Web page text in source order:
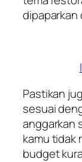
dipaparkan
Pastikan
sesuai
anggarkan
kamu tidak
budget